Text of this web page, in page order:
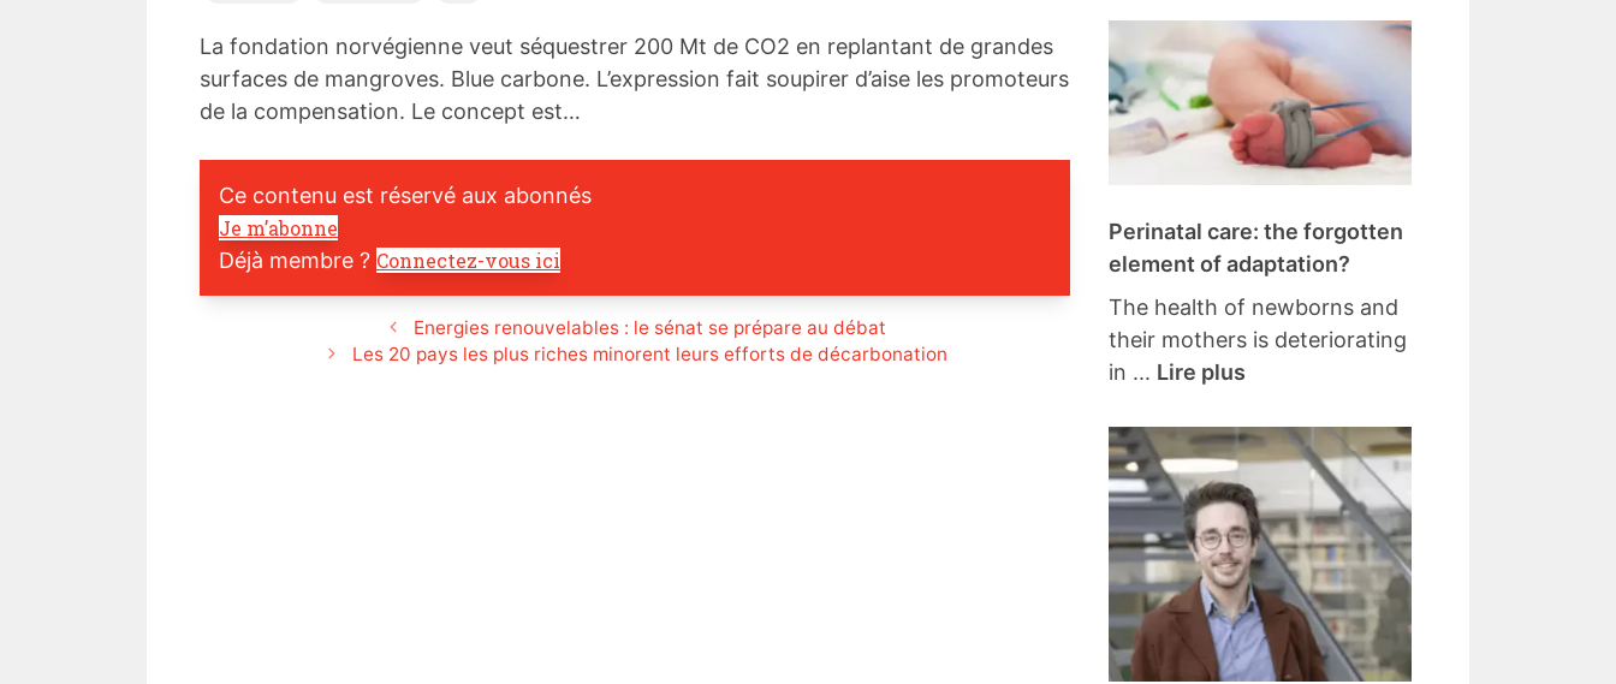
La fondation norvégienne veut séquestrer 200 Mt de CO2 en replantant de grandes
surfaces de mangroves. Blue carbone. L’expression fait soupirer d’aise les promoteurs
de la compensation. Le concept est…
Ce contenu est réservé aux abonnés
Je m’abonne
Déjà membre ? Connectez-vous ici
Energies renouvelables : le sénat se prépare au débat
Les 20 pays les plus riches minorent leurs efforts de décarbonation
Perinatal care: the forgotten
element of adaptation?
The health of newborns and
their mothers is deteriorating
in ... Lire plus